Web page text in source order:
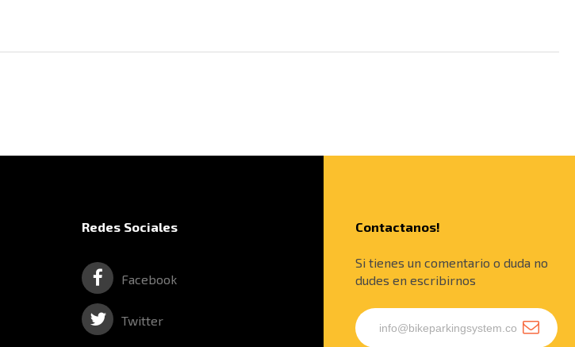
Redes Sociales
Facebook
Twitter
Contactanos!
Si tienes un comentario o duda no
dudes en escribirnos